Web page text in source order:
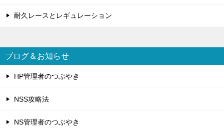
耐久レースとレギュレーション
ブログ＆お知らせ
HP管理者のつぶやき
NSS攻略法
NS管理者のつぶやき